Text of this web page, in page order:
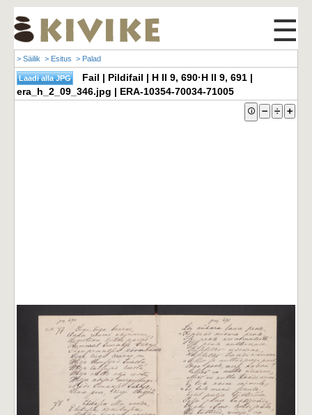
☰
> Säilik > Esitus > Palad
Fail | Pildifail | H II 9, 690·H II 9, 691 |
era_h_2_09_346.jpg | ERA-10354-70034-71005